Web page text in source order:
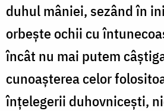
duhul mâniei, sezând în
orbeşte ochii cu
încât nu mai putem
cunoaşterea celor
înţelegerii duhovniceşti,